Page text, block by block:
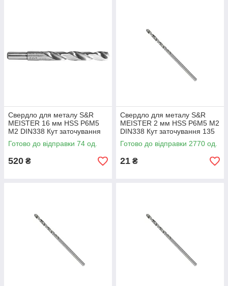
Свердло для металу S&R
MEISTER 16 мм HSS Р6М5
М2 DIN338 Кут заточування
135 град хвостовик 13 мм
(108801601)
Готово до відправки 74 од.
520 ₴
Свердло для металу S&R
MEISTER 2 мм HSS Р6М5 М2
DIN338 Кут заточування 135
град (108800200)
Готово до відправки 2770 од.
21 ₴